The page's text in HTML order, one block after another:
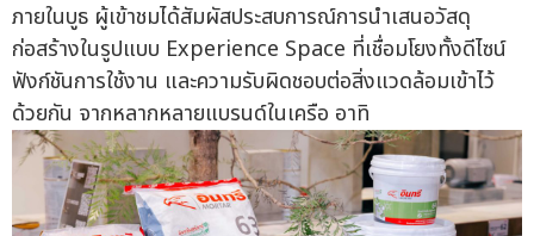
ภายในบูธ ผู้เข้าชมได้สัมผัสประสบการณ์การนำเสนอวัสดุ
ก่อสร้างในรูปแบบ Experience Space ที่เชื่อมโยงทั้งดีไซน์
ฟังก์ชันการใช้งาน และความรับผิดชอบต่อสิ่งแวดล้อมเข้าไว้
ด้วยกัน จากหลากหลายแบรนด์ในเครือ อาทิ